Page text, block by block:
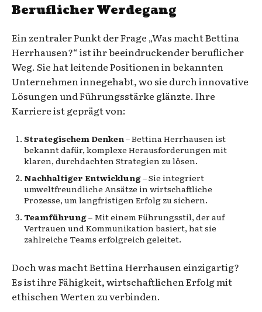
Beruflicher Werdegang
Ein zentraler Punkt der Frage „Was macht Bettina
Herrhausen?“ ist ihr beeindruckender beruflicher
Weg. Sie hat leitende Positionen in bekannten
Unternehmen innegehabt, wo sie durch innovative
Lösungen und Führungsstärke glänzte. Ihre
Karriere ist geprägt von:
Strategischem Denken – Bettina Herrhausen ist
bekannt dafür, komplexe Herausforderungen mit
klaren, durchdachten Strategien zu lösen.
Nachhaltiger Entwicklung– Sie integriert
umweltfreundliche Ansätze in wirtschaftliche
Prozesse, um langfristigen Erfolg zu sichern.
Teamführung– Mit einem Führungsstil, der auf
Vertrauen und Kommunikation basiert, hat sie
zahlreiche Teams erfolgreich geleitet.
Doch was macht Bettina Herrhausen einzigartig?
Es ist ihre Fähigkeit, wirtschaftlichen Erfolg mit
ethischen Werten zu verbinden.